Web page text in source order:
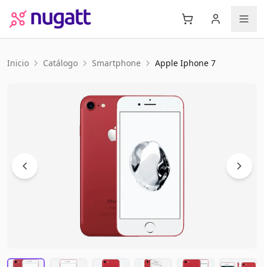
Inicio Catálogo Smartphone Apple Iphone 7